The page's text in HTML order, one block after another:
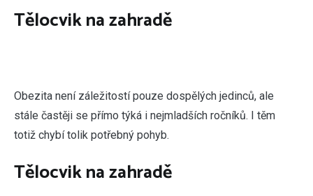
Tělocvik na zahradě
Obezita není záležitostí pouze dospělých jedinců, ale
stále častěji se přímo týká i nejmladších ročníků. I těm
totiž chybí tolik potřebný pohyb.
Tělocvik na zahradě